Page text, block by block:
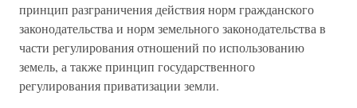
принцип разграничения действия норм гражданского
законодательства и норм земельного законодательства в
части регулирования отношений по использованию
земель, а также принцип государственного
регулирования приватизации земли.